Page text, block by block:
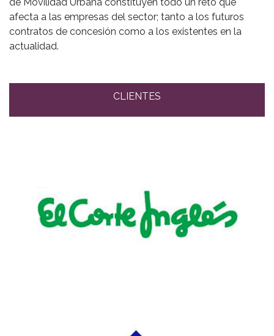
afecta a las empresas del sector; tanto a los futuros
contratos de concesión como a los existentes en la
actualidad.
CLIENTES